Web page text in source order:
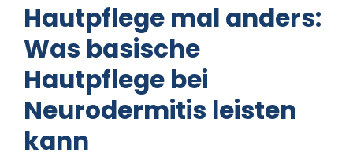
Hautpflege mal anders:
Was basische
Hautpflege bei
Neurodermitis leisten
kann